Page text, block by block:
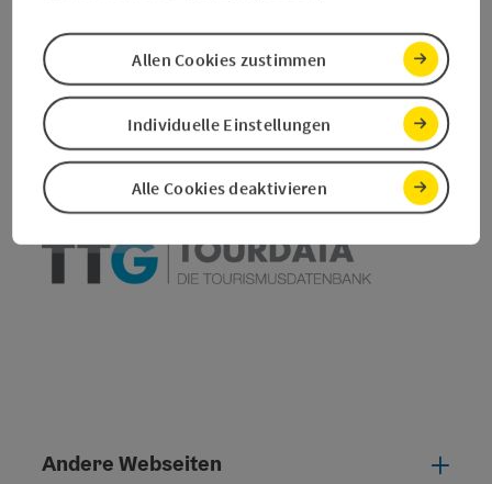
Beitrag merken
zum Merkzettel
PDF erstellen
Beitrag drucken
In der Nähe
powered byTOURDATA
Andere Webseiten
Alle Cookies deaktivieren
Individuelle Einstellungen
Allen Cookies zustimmen